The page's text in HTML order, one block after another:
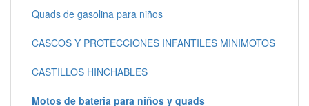
Quads de gasolina para niños
CASCOS Y PROTECCIONES INFANTILES MINIMOTOS
CASTILLOS HINCHABLES
Motos de bateria para niños y quads